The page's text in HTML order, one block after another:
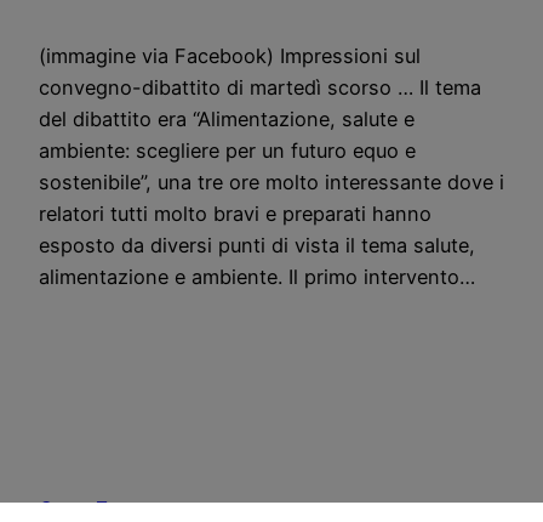
(immagine via Facebook) Impressioni sul
convegno-dibattito di martedì scorso … Il tema
del dibattito era “Alimentazione, salute e
ambiente: scegliere per un futuro equo e
sostenibile”, una tre ore molto interessante dove i
relatori tutti molto bravi e preparati hanno
esposto da diversi punti di vista il tema salute,
alimentazione e ambiente. Il primo intervento…
CostoZero.com